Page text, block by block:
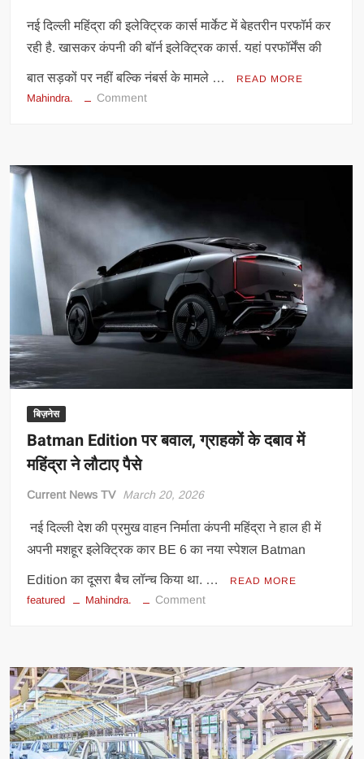
नई दिल्ली महिंद्रा की इलेक्ट्रिक कार्स मार्केट में बेहतरीन परफॉर्म कर
रही है. खासकर कंपनी की बॉर्न इलेक्ट्रिक कार्स. यहां परफॉर्मेंस की
बात सड़कों पर नहीं बल्कि नंबर्स के मामले … READ MORE
Mahindra. Commenton
मचाई
धूम,
1
साल
बेचीं
इतनी
यूनिट्स,
महिंद्रा
खास
बिज़नेस
Batman Edition पर बवाल, ग्राहकों के दबाव में
महिंद्रा ने लौटाए पैसे
Current News TV March 20, 2026
नई दिल्ली देश की प्रमुख वाहन निर्माता कंपनी महिंद्रा ने हाल ही में
अपनी मशहूर इलेक्ट्रिक कार BE 6 का नया स्पेशल Batman
Edition का दूसरा बैच लॉन्च किया था. … READ MORE
featured Mahindra. Commenton
बवाल,
ग्राहकों
के
दबाव
में